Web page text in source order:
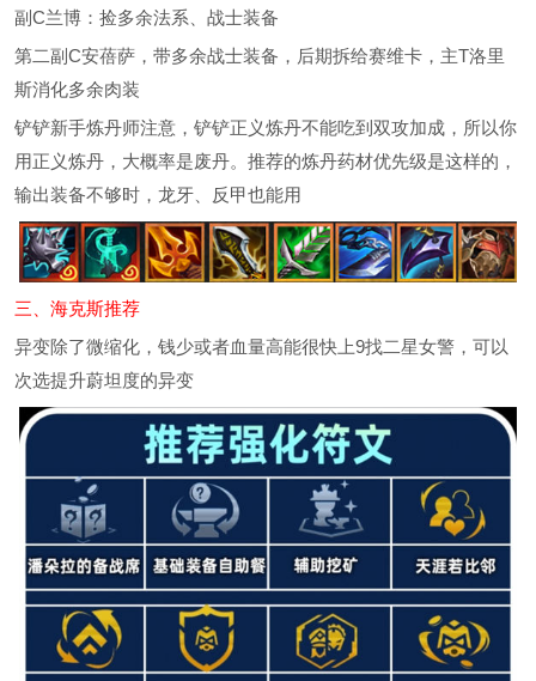
副C兰博：捡多余法系、战士装备
第二副C安蓓萨，带多余战士装备，后期拆给赛维卡，主T洛里
斯消化多余肉装
铲铲新手炼丹师注意，铲铲正义炼丹不能吃到双攻加成，所以你
用正义炼丹，大概率是废丹。推荐的炼丹药材优先级是这样的，
输出装备不够时，龙牙、反甲也能用
三、海克斯推荐
异变除了微缩化，钱少或者血量高能很快上9找二星女警，可以
次选提升蔚坦度的异变